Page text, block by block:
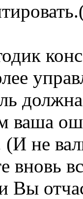
ваша
(И не
вновь
Вы